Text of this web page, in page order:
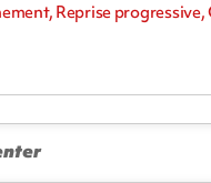
Reprise